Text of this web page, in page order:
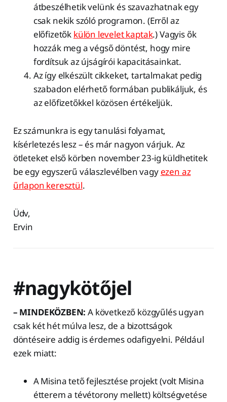
átbeszélhetik velünk és szavazhatnak egy
csak nekik szóló programon. (Erről az
előfizetők külön levelet kaptak.) Vagyis ők
hozzák meg a végső döntést, hogy mire
fordítsuk az újságírói kapacitásainkat.
Az így elkészült cikkeket, tartalmakat pedig
szabadon elérhető formában publikáljuk, és
az előfizetőkkel közösen értékeljük.
Ez számunkra is egy tanulási folyamat,
kísérletezés lesz – és már nagyon várjuk. Az
ötleteket első körben november 23-ig küldhetitek
be egy egyszerű válaszlevélben vagy ezen az
űrlapon keresztül.
Üdv,
Ervin
#nagykötőjel
– MINDEKÖZBEN: A következő közgyűlés ugyan
csak két hét múlva lesz, de a bizottságok
döntéseire addig is érdemes odafigyelni. Például
ezek miatt:
A Misina tető fejlesztése projekt (volt Misina
étterem a tévétorony mellett) költségvetése